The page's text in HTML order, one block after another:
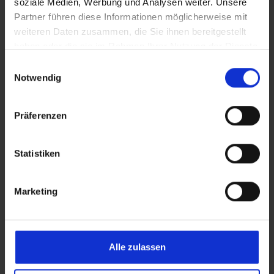
soziale Medien, Werbung und Analysen weiter. Unsere
Partner führen diese Informationen möglicherweise mit
weiteren Daten zusammen, die Sie ihnen bereitgestellt
Notwendig
Präferenzen
Statistiken
Marketing
Alle zulassen
licentie kan door meerdere gebruikers
worden gebruikt
Brede compatibiliteit- Compatibel met
gebruiksrechten zonder
Toepassingsgebieden
Productieomgevingen- Gedeelde
werkstations in productiehallen